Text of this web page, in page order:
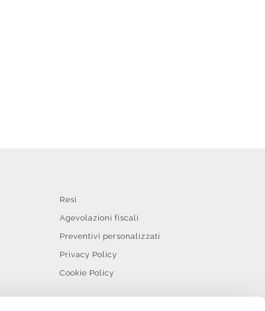
Resi
Agevolazioni fiscali
Preventivi personalizzati
Privacy Policy
Cookie Policy